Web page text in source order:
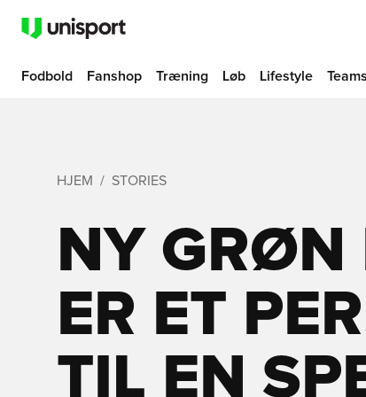
Fodbold Fanshop Træning Løb Lifestyle
HJEM STORIES
NY
ER ET
TIL EN